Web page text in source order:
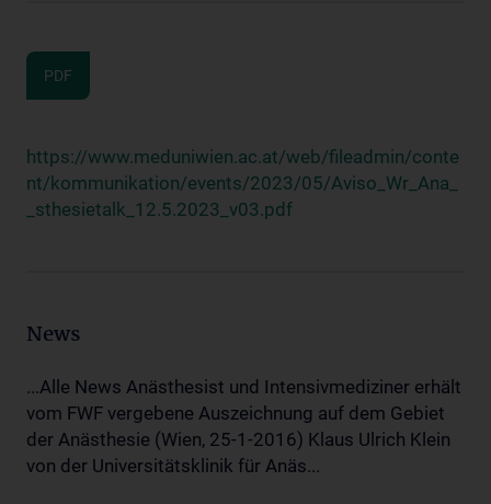
PDF
https://www.meduniwien.ac.at/web/fileadmin/conte
nt/kommunikation/events/2023/05/Aviso_Wr_Ana_
_sthesietalk_12.5.2023_v03.pdf
News
...Alle News Anästhesist und Intensivmediziner erhält
vom FWF vergebene Auszeichnung auf dem Gebiet
der Anästhesie (Wien, 25-1-2016) Klaus Ulrich Klein
von der Universitätsklinik für Anäs...